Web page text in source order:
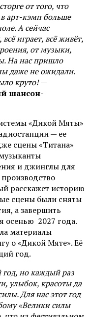
от того, что
арт-кэмп больше
А сейчас
играет, всё живёт,
от музыки,
На нас пришло
даже не ожидали.
круто!—
шансон-
«Дикой Мяты»
— ее
сцены «Титана»
и джинглы для
расскажет историю
сцены были сняты
а завершить
осенью 2027 года.
материалы
о «Дикой Мяте». Её
год.
но каждый раз
улыбок, красоты да
Для нас этот год
«Велики силы